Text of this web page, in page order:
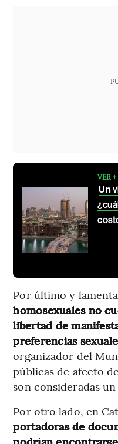
VER +
Un
Por último y
homosexuales no
libertad de
preferencias
organizador del
públicas de afecto
son consideradas
Por otro lado, en
portadoras de